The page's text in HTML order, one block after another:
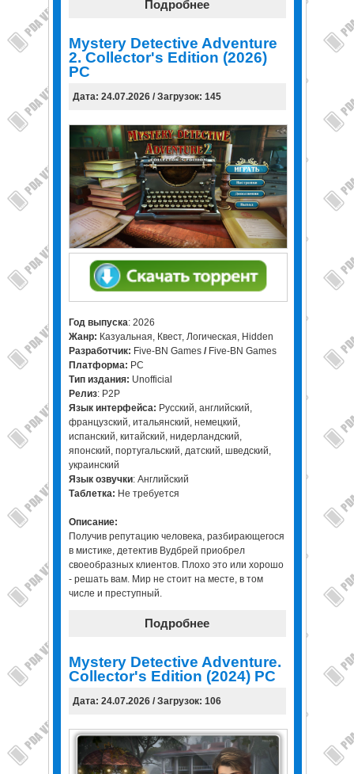
Подробнее
Mystery Detective Adventure
2. Collector's Edition (2026)
PC
Дата: 24.07.2026 / Загрузок: 145
Год выпуска: 2026
Жанр: Казуальная, Квест, Логическая, Hidden
Разработчик: Five-BN Games/ Five-BN Games
Платформа: PC
Тип издания: Unofficial
Релиз: P2P
Язык интерфейса: Русский, английский,
французский, итальянский, немецкий,
испанский, китайский, нидерландский,
японский, португальский, датский, шведский,
украинский
Язык озвучки: Английский
Таблетка: Не требуется
Описание:
Получив репутацию человека, разбирающегося
в мистике, детектив Вудбрей приобрел
своеобразных клиентов. Плохо это или хорошо
- решать вам. Мир не стоит на месте, в том
числе и преступный.
Подробнее
Mystery Detective Adventure.
Collector's Edition (2024) PC
Дата: 24.07.2026 / Загрузок: 106